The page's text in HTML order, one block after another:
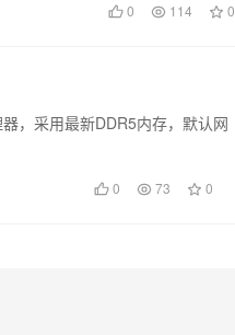
0 114 0
，采用最新DDR5内存，默认网
0 73 0